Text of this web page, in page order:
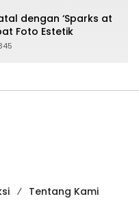
dengan ‘Sparks at
Foto Estetik
Tentang Kami